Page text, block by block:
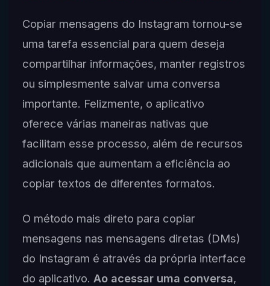
Copiar mensagens do Instagram tornou-se
uma tarefa essencial para quem deseja
compartilhar informações, manter registros
ou simplesmente salvar uma conversa
importante. Felizmente, o aplicativo
oferece várias maneiras nativas que
facilitam esse processo, além de recursos
adicionais que aumentam a eficiência ao
copiar textos de diferentes formatos.
O método mais direto para copiar
mensagens nas mensagens diretas (DMs)
do Instagram é através da própria interface
do aplicativo. Ao acessar uma conversa,